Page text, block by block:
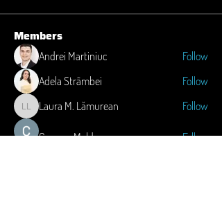
Members
Andrei Martiniuc
Follow
Adela Strâmbei
Follow
Laura M. Lămurean
Laura M. Lămurean Follow
Carmen Moldovan Follow